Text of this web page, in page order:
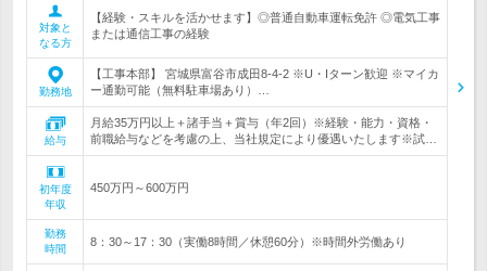
対象と
なる方
【経験・スキルを活かせます】◎普通自動車運転免許 ◎電気工事
または通信工事の経験
勤務地
【工事本部】 宮城県富谷市成田8-4-2 ※U・Iターン歓迎 ※マイカ
ー通勤可能（無料駐車場あり）…
給与
月給35万円以上＋諸手当＋賞与（年2回）※経験・能力・資格・
前職給与などを考慮の上、当社規定により優遇いたします※試…
初年度
年収
450万円～600万円
勤務
時間
8：30～17：30（実働8時間／休憩60分）※時間外労働あり